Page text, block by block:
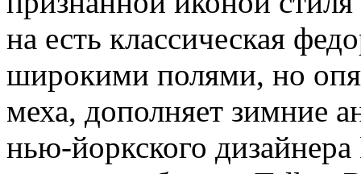
на есть классическая
широкими полями, но
меха, дополняет зимние
нью-йоркского